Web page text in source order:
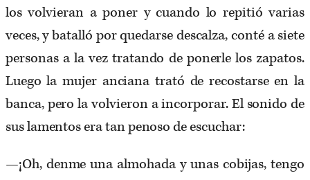
los volvieran a poner y cuando lo repitió varias
veces, y batalló por quedarse descalza, conté a siete
personas a la vez tratando de ponerle los zapatos.
Luego la mujer anciana trató de recostarse en la
banca, pero la volvieron a incorporar. El sonido de
sus lamentos era tan penoso de escuchar:
—¡Oh, denme una almohada y unas cobijas, tengo